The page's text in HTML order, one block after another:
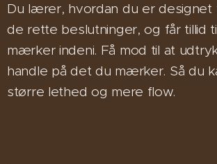
Du lærer, hvordan du er
de rette beslutninger, og får tillid
mærker indeni. Få mod til at
handle på det du mærker. Så du
større lethed og mere flow.